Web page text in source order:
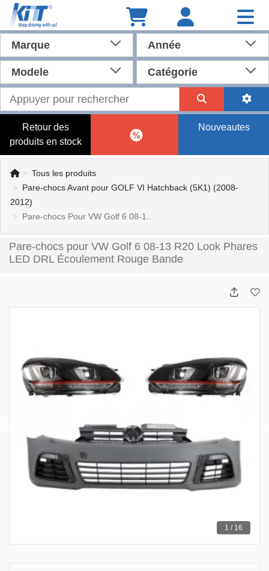
Marque Année
Modele Catégorie
Retour des
produits en stock
Nouveautes
Tous les produits
Pare-chocs Avant pour GOLF VI Hatchback (5K1) (2008-
2012)
Pare-chocs Pour VW Golf 6 08-1..
Pare-chocs pour VW Golf 6 08-13 R20 Look Phares
LED DRL Écoulement Rouge Bande
1 / 16